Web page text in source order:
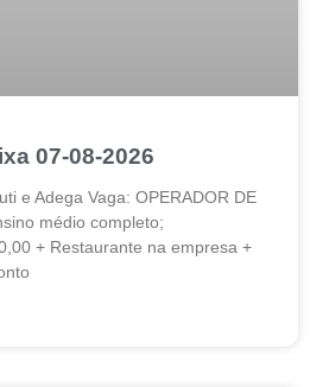
07-08-2026
e Adega Vaga: OPERADOR DE
médio completo;
+ Restaurante na empresa +